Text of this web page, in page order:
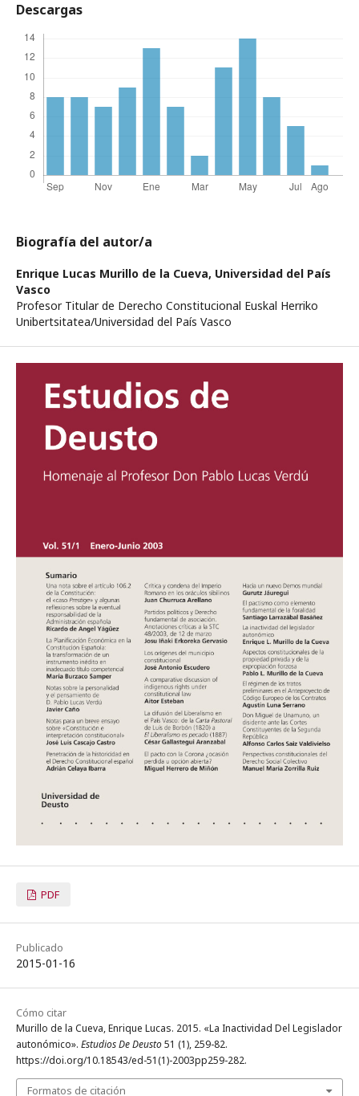
Descargas
Biografía del autor/a
Enrique Lucas Murillo de la Cueva, Universidad del País
Vasco
Profesor Titular de Derecho Constitucional Euskal Herriko
Unibertsitatea/Universidad del País Vasco
PDF
Publicado
2015-01-16
Cómo citar
Murillo de la Cueva, Enrique Lucas. 2015. «La Inactividad Del Legislador
autonómico». Estudios De Deusto51 (1), 259-82.
https://doi.org/10.18543/ed-51(1)-2003pp259-282.
Formatos de citación